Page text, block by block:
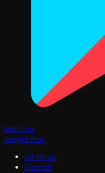
Get it on
Google Play
Art News
Contact